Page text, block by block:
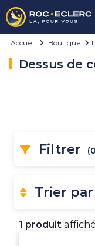
Aller au contenu
Accueil Boutique
Dessus de
Filtrer
Trier par
1 produit affiché